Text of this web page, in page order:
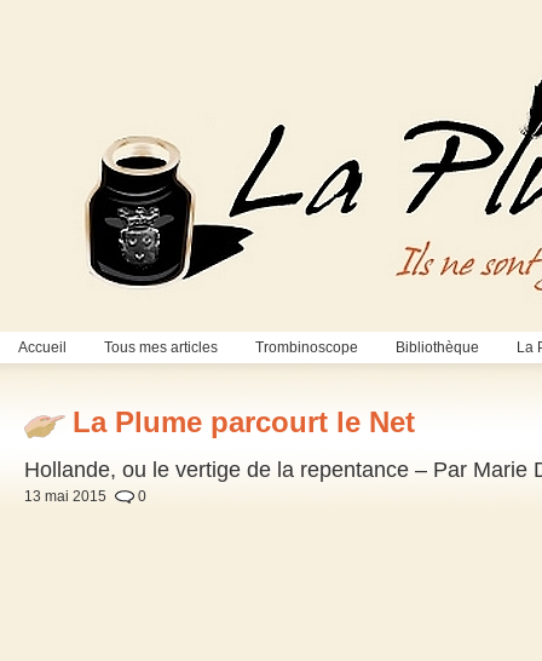
Accueil Tous mes articles Trombinoscope Bibliothèque La
La Plume parcourt le Net
Hollande, ou le vertige de la repentance – Par Marie
13 mai 2015 0